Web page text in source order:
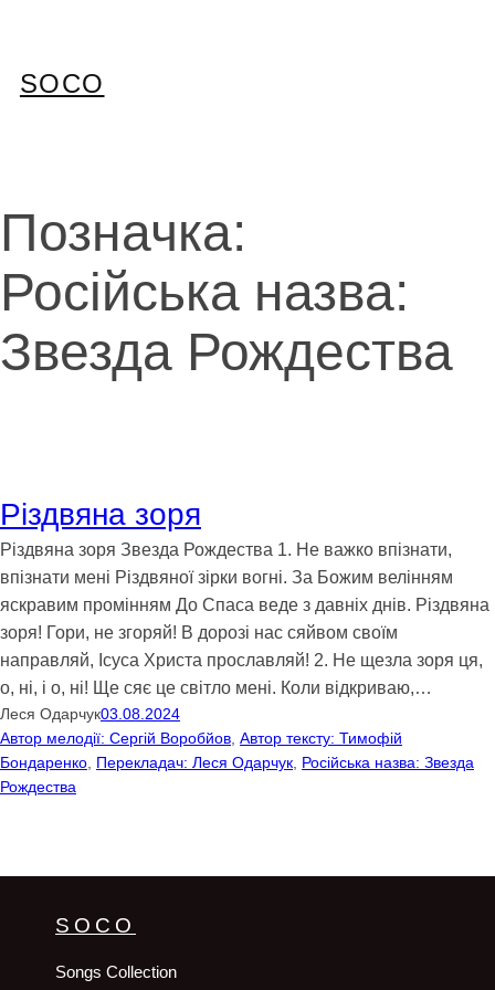
SOCO
Позначка:
Російська назва:
Звезда Рождества
Різдвяна зоря
Різдвяна зоря Звезда Рождества 1. Не важко впізнати,
впізнати мені Різдвяної зірки вогні. За Божим велінням
яскравим промінням До Спаса веде з давніх днів. Різдвяна
зоря! Гори, не згоряй! В дорозі нас сяйвом своїм
направляй, Ісуса Христа прославляй! 2. Не щезла зоря ця,
о, ні, і о, ні! Ще сяє це світло мені. Коли відкриваю,…
Леся Одарчук03.08.2024
Автор мелодії: Сергій Воробйов Автор тексту: Тимофій
Бондаренко Перекладач: Леся Одарчук Російська назва: Звезда
Рождества
SOCO
Songs Collection